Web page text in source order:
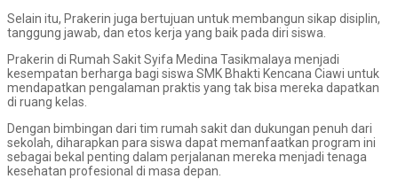
Selain itu, Prakerin juga bertujuan untuk membangun sikap disiplin,
tanggung jawab, dan etos kerja yang baik pada diri siswa.
Prakerin di Rumah Sakit Syifa Medina Tasikmalaya menjadi
kesempatan berharga bagi siswa SMK Bhakti Kencana Ciawi untuk
mendapatkan pengalaman praktis yang tak bisa mereka dapatkan
di ruang kelas.
Dengan bimbingan dari tim rumah sakit dan dukungan penuh dari
sekolah, diharapkan para siswa dapat memanfaatkan program ini
sebagai bekal penting dalam perjalanan mereka menjadi tenaga
kesehatan profesional di masa depan.